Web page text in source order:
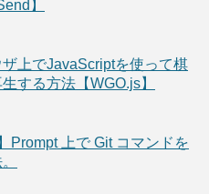
】
上でJavaScriptを使って棋
する方法【WGO.js】
Prompt 上で Git コマンドを